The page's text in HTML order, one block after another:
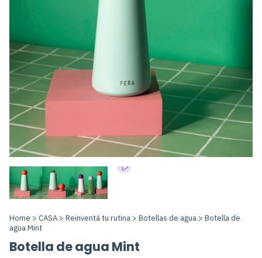
Home > CASA > Reinventá tu rutina > Botellas de agua > Botella de
agua Mint
Botella de agua Mint